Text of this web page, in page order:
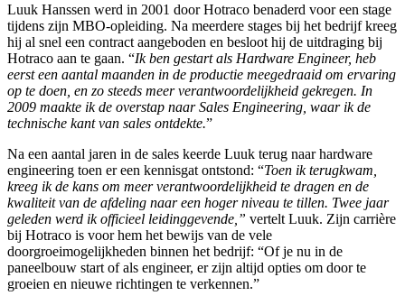
Luuk Hanssen werd in 2001 door Hotraco benaderd voor een stage
tijdens zijn MBO-opleiding. Na meerdere stages bij het bedrijf kreeg
hij al snel een contract aangeboden en besloot hij de uitdraging bij
Hotraco aan te gaan. “Ik ben gestart als Hardware Engineer, heb
eerst een aantal maanden in de productie meegedraaid om ervaring
op te doen, en zo steeds meer verantwoordelijkheid gekregen. In
2009 maakte ik de overstap naar Sales Engineering, waar ik de
technische kant van sales ontdekte.”
Na een aantal jaren in de sales keerde Luuk terug naar hardware
engineering toen er een kennisgat ontstond: “Toen ik terugkwam,
kreeg ik de kans om meer verantwoordelijkheid te dragen en de
kwaliteit van de afdeling naar een hoger niveau te tillen. Twee jaar
geleden werd ik officieel leidinggevende,” vertelt Luuk. Zijn carrière
bij Hotraco is voor hem het bewijs van de vele
doorgroeimogelijkheden binnen het bedrijf: “Of je nu in de
paneelbouw start of als engineer, er zijn altijd opties om door te
groeien en nieuwe richtingen te verkennen.”